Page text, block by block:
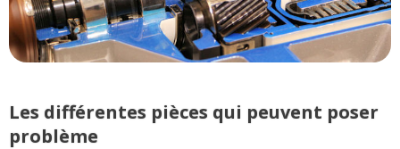
Les différentes pièces qui peuvent poser
problème